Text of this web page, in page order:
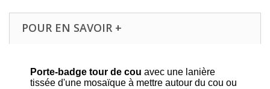
POUR EN SAVOIR +
Porte-badge tour de cou avec une lanière
tissée d'une mosaïque à mettre autour du cou ou